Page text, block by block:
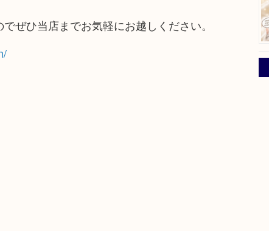
ぜひ当店までお気軽にお越しください。